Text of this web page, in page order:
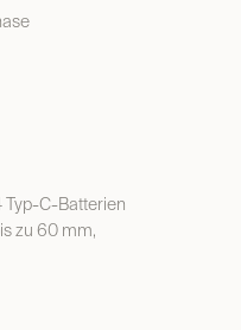
Typ-C-Batterien
zu 60 mm,